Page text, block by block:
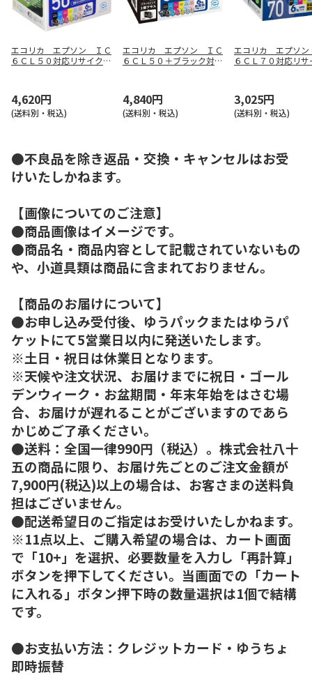
エコリカ エプソン ＩＣ
６ＣＬ５０対応リサイクル
4,620円
(送料別・税込)
エコリカ エプソン ＩＣ
６ＣＬ５０＋ブラック対応
4,840円
(送料別・税込)
エコリカ エプソ
６ＣＬ７０対応リサ
3,025円
(送料別・税込)
●不良品を除き返品・交換・キャンセルはお受
けいたしかねます。
【画像についてのご注意】
●商品画像はイメージです。
●商品名・商品内容として記載されていないもの
や、小道具類は商品に含まれておりません。
【商品のお届けについて】
●お申し込み受付後、ゆうパックまたはゆうパ
ケットにて5営業日以内に発送いたします。
※土日・祝日は休業日となります。
※天候や注文状況、お届けまでに祝日・ゴール
デンウィーク・お盆期間・年末年始をはさむ場
合、お届けが遅れることがございますのであら
かじめご了承ください。
●送料：全国一律990円（税込）。株式会社八十
五の商品に限り、お届け先ごとのご注文金額が
7,900円(税込)以上の場合は、お客さまの送料負
担はございません。
●配送希望日のご指定はお受けいたしかねます。
※11点以上、ご購入希望の場合は、カート画面
で「10+」を選択、必要数量を入力し「再計算」
ボタンを押下してください。当画面での「カート
に入れる」ボタン押下時の数量選択は1個で結構
です。
●お支払い方法：クレジットカード・ゆうちょ
即時振替